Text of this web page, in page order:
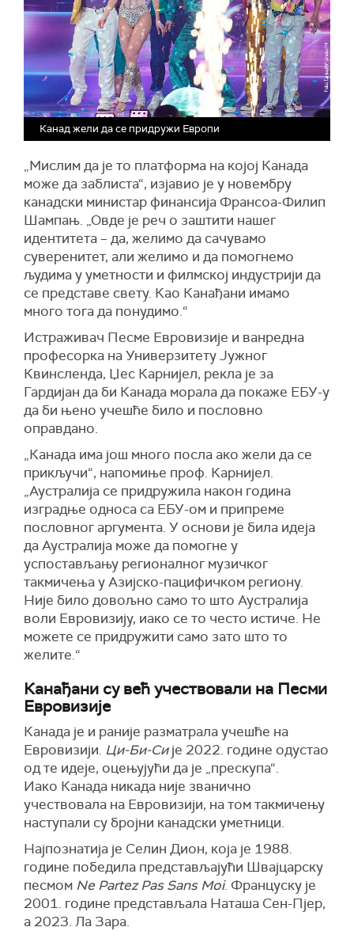
Канад жели да се придружи Европи
„Мислим да је то платформа на којој Канада
може да заблиста“, изјавио је у новембру
канадски министар финансија Франсоа-Филип
Шампањ. „Овде је реч о заштити нашег
идентитета – да, желимо да сачувамо
суверенитет, али желимо и да помогнемо
људима у уметности и филмској индустрији да
се представе свету. Као Канађани имамо
много тога да понудимо.“
Истраживач Песме Евровизије и ванредна
професорка на Универзитету Јужног
Квинсленда, Џес Карнијел, рекла је за
Гардијан да би Канада морала да покаже ЕБУ-у
да би њено учешће било и пословно
оправдано.
„Канада има још много посла ако жели да се
прикључи“, напомиње проф. Карнијел.
„Аустралија се придружила након година
изградње односа са ЕБУ-ом и припреме
пословног аргумента. У основи је била идеја
да Аустралија може да помогне у
успостављању регионалног музичког
такмичења у Азијско-пацифичком региону.
Није било довољно само то што Аустралија
воли Евровизију, иако се то често истиче. Не
можете се придружити само зато што то
желите.“
Канађани су већ учествовали на Песми
Евровизије
Канада је и раније разматрала учешће на
Евровизији. Ци-Би-Сије 2022. године одустао
од те идеје, оцењујући да је „прескупа“.
Иако Канада никада није званично
учествовала на Евровизији, на том такмичењу
наступали су бројни канадски уметници.
Најпознатија је Селин Дион, која је 1988.
године победила представљајући Швајцарску
песмом Ne Partez Pas Sans Moi. Француску је
2001. године представљала Наташа Сен-Пјер,
а 2023. Ла Зара.